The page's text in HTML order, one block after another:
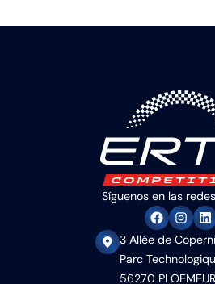
Síguenos en las
3 Allée de
Parc
56270